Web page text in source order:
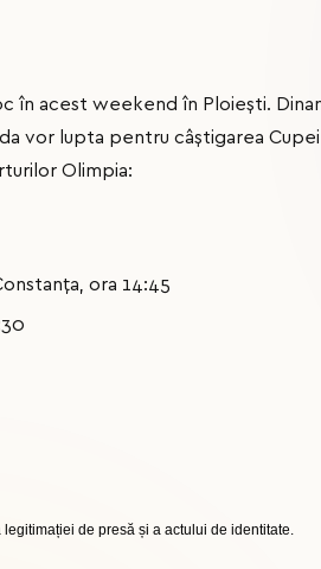
în acest weekend în Ploiești.
vor lupta pentru câștigarea
Olimpia:
ora 14:45
de presă și a actului de identitate.